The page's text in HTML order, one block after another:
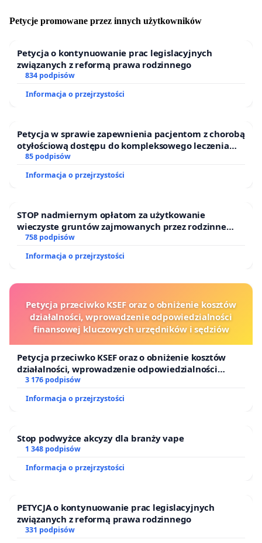
Petycje promowane przez innych użytkowników
Petycja o kontynuowanie prac legislacyjnych
związanych z reformą prawa rodzinnego
834 podpisów
Informacja o przejrzystości
Petycja w sprawie zapewnienia pacjentom z chorobą
otyłościową dostępu do kompleksowego leczenia
oraz programów profilaktycznych.
85 podpisów
Informacja o przejrzystości
STOP nadmiernym opłatom za użytkowanie
wieczyste gruntów zajmowanych przez rodzinne
ogrody działkowe.
758 podpisów
Informacja o przejrzystości
Petycja przeciwko KSEF oraz o obniżenie kosztów
działalności, wprowadzenie odpowiedzialności
finansowej kluczowych urzędników i sędziów
Petycja przeciwko KSEF oraz o obniżenie kosztów
działalności, wprowadzenie odpowiedzialności
finansowej kluczowych urzędników i sędziów
3 176 podpisów
Informacja o przejrzystości
Stop podwyżce akcyzy dla branży vape
1 348 podpisów
Informacja o przejrzystości
PETYCJA o kontynuowanie prac legislacyjnych
związanych z reformą prawa rodzinnego
331 podpisów